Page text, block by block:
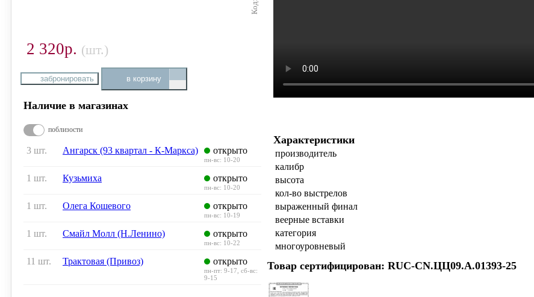
2 320р. (шт.)
забронировать в корзину
Наличие в магазинах
поблизости
3 шт. Ангарск (93 квартал - К-Маркса) открыто
пн-вс: 10-20
1 шт. Кузьмиха открыто
пн-вс: 10-20
1 шт. Олега Кошевого открыто
пн-вс: 10-19
1 шт. Смайл Молл (Н.Ленино) открыто
пн-вс: 10-22
11 шт. Трактовая (Привоз) открыто
пн-пт: 9-17, сб-вс:
9-15
Характеристики
производитель
калибр
высота
кол-во выстрелов
выраженный финал
веерные вставки
категория
многоуровневый
Товар сертифицирован: RUC-CN.ЦЦ09.А.01393-25